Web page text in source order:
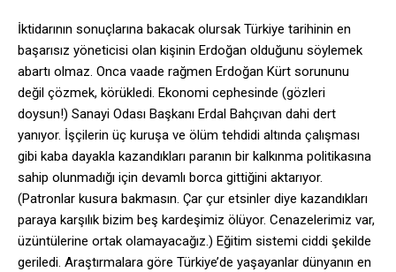
İktidarının sonuçlarına bakacak olursak Türkiye tarihinin en
başarısız yöneticisi olan kişinin Erdoğan olduğunu söylemek
abartı olmaz. Onca vaade rağmen Erdoğan Kürt sorununu
değil çözmek, körükledi. Ekonomi cephesinde (gözleri
doysun!) Sanayi Odası Başkanı Erdal Bahçıvan dahi dert
yanıyor. İşçilerin üç kuruşa ve ölüm tehdidi altında çalışması
gibi kaba dayakla kazandıkları paranın bir kalkınma politikasına
sahip olunmadığı için devamlı borca gittiğini aktarıyor.
(Patronlar kusura bakmasın. Çar çur etsinler diye kazandıkları
paraya karşılık bizim beş kardeşimiz ölüyor. Cenazelerimiz var,
üzüntülerine ortak olamayacağız.) Eğitim sistemi ciddi şekilde
geriledi. Araştırmalara göre Türkiye’de yaşayanlar dünyanın en